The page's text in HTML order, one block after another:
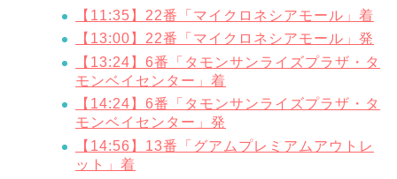
【11:35】22番「マイクロネシアモール」着
【13:00】22番「マイクロネシアモール」発
【13:24】6番「タモンサンライズプラザ・タ
モンベイセンター」着
【14:24】6番「タモンサンライズプラザ・タ
モンベイセンター」発
【14:56】13番「グアムプレミアムアウトレ
ット」着